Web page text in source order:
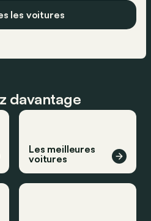
les voitures
davantage
Les meilleures
voitures